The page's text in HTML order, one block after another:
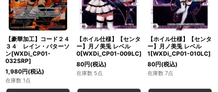
【豪華加工】コード２４
３４ レイン・パターソ
ン[WXDi_CP01-
032SRP]
1,980円(税込)
在庫数 1点
【ホイル仕様】【センタ
ー】月ノ美兎 レベル
0[WXDi_CP01-009LC]
80円(税込)
在庫数 5点
【ホイル仕様】【センタ
ー】月ノ美兎 レベル
1[WXDi_CP01-010LC]
80円(税込)
在庫数 7点